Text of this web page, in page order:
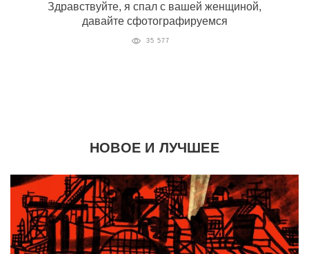
Здравствуйте, я спал с вашей женщиной,
давайте сфотографируемся
35 577
НОВОЕ И ЛУЧШЕЕ